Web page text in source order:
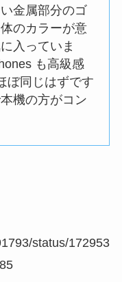
金属部分のゴ
のカラーが意
入っていま
も高級感
ぼ同じはずです
機の方がコン
status/172953